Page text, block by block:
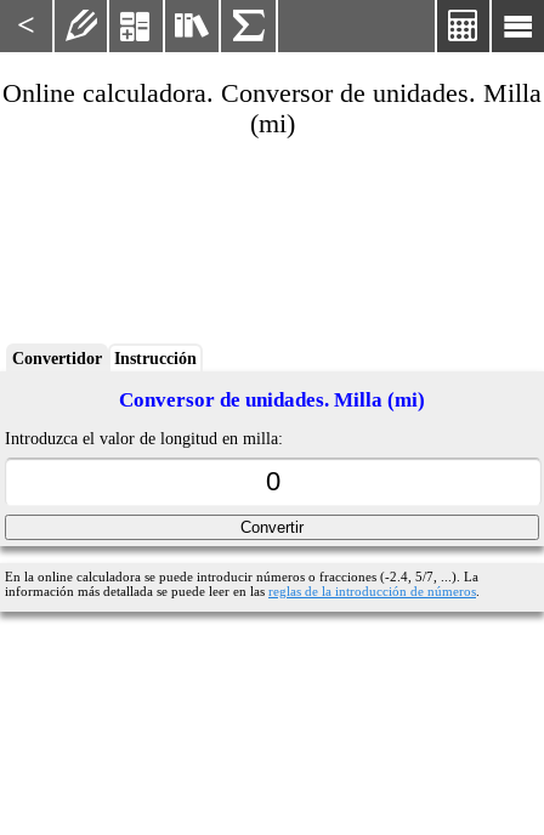
< 

   
Online calculadora. Conversor de unidades. Milla
(mi)
Convertidor Instrucción
Conversor de unidades. Milla (mi)
Introduzca el valor de longitud en milla:
En la online calculadora se puede introducir números o fracciones (-2.4, 5/7, ...). La
información más detallada se puede leer en las reglas de la introducción de números